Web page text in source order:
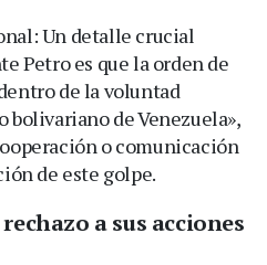
Un detalle crucial
Petro es que la orden de
de la voluntad
bolivariano de Venezuela»,
o comunicación
de este golpe.
a sus acciones